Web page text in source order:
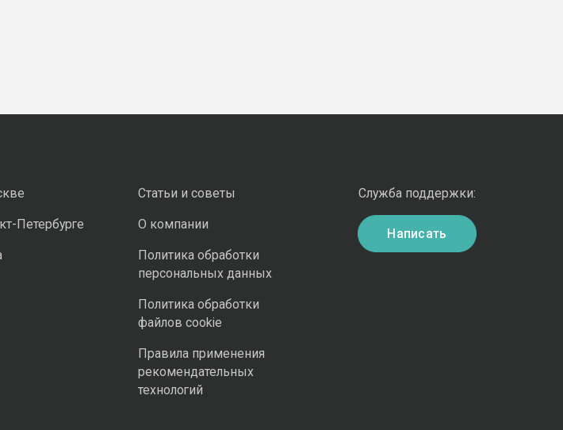
Петербурге
Статьи и советы
О компании
Политика обработки
персональных данных
Политика обработки
файлов cookie
Правила применения
рекомендательных
технологий
Служба поддержки:
Написать